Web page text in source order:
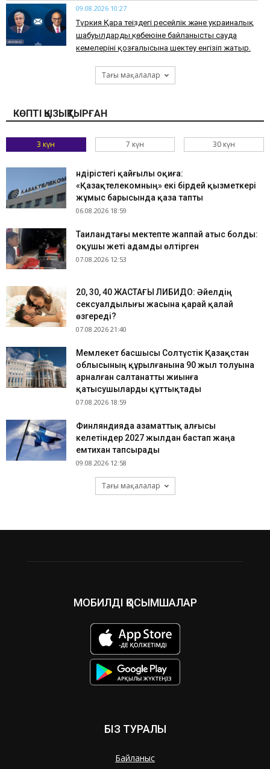
09.08.2026 10:27
Түркия Қара теңіздегі ресейлік және украиналық
шабуылдардың көбеюіне байланысты сауда
кемелерінің қозғалысына шектеу енгізіп жатыр.
Тағы мақалалар
КӨПТІ ҚЫЗЫҚТЫРҒАН
3 күн 7 күн 30 күн
Өндірістегі қайғылы оқиға:
«Қазақтелекомның» екі бірдей қызметкері
жұмыс барысында қаза тапты
06.08.2026 18:59
Таиландтағы мектепте жаппай атыс болды:
оқушы жеті адамды өлтірген
07.08.2026 12:53
​20, 30, 40 ЖАСТАҒЫ ЛИБИДО: Әйелдің
сексуалдылығы жасына қарай қалай
өзгереді?
07.08.2026 21:40
Мемлекет басшысы Солтүстік Қазақстан
облысының құрылғанына 90 жыл толуына
арналған салтанатты жиынға
қатысушыларды құттықтады
07.08.2026 18:59
Финляндияда азаматтық алғысы
келетіндер 2027 жылдан бастап жаңа
емтихан тапсырады
09.08.2026 12:58
Тағы мақалалар
МОБИЛДІ ҚОСЫМШАЛАР
БІЗ ТУРАЛЫ
Байланыс